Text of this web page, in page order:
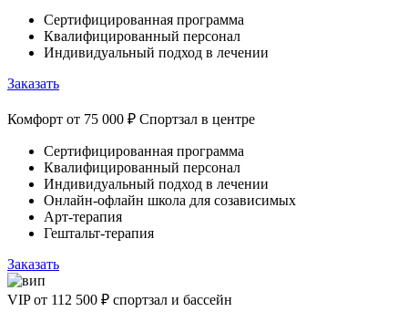
Сертифицированная программа
Квалифицированный персонал
Индивидуальный подход в лечении
Заказать
Комфорт от 75 000 ₽ Спортзал в центре
Сертифицированная программа
Квалифицированный персонал
Индивидуальный подход в лечении
Онлайн-офлайн школа для созависимых
Арт-терапия
Гештальт-терапия
Заказать
VIP от 112 500 ₽ спортзал и бассейн